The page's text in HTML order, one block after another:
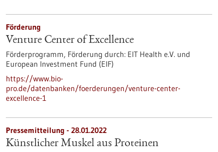
Förderung
Venture Center of Excellence
Förderprogramm, Förderung durch: EIT Health e.V. und
European Investment Fund (EIF)
https://www.bio-
pro.de/datenbanken/foerderungen/venture-center-
excellence-1
Pressemitteilung - 28.01.2022
Künstlicher Muskel aus Proteinen